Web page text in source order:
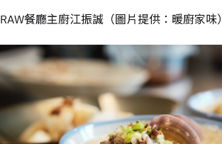
RAW餐廳主廚江振誠（圖片提供：暖廚家味）